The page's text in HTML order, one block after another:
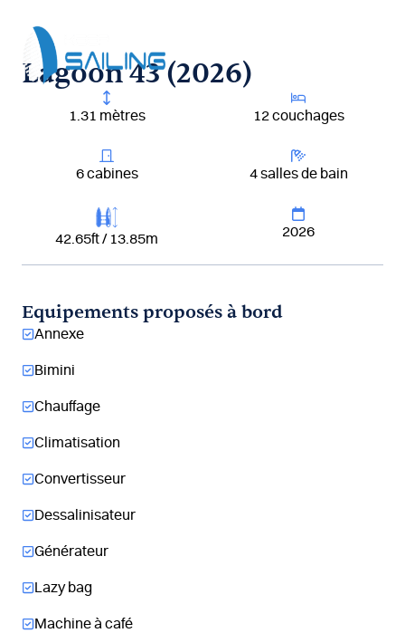
contenu
Lagoon 43 (2026)
1.31 mètres 12 couchages
6 cabines 4 salles de bain
42.65ft / 13.85m 2026
Equipements proposés à bord
Annexe
Bimini
Chauffage
Climatisation
Convertisseur
Dessalinisateur
Générateur
Lazy bag
Machine à café